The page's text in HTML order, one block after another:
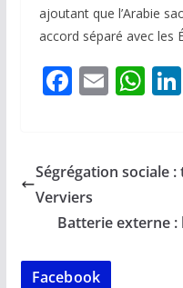
ajoutant que l’Arabie
accord séparé avec les
F
b
o
o
k
E
l
W
s
p
Ségrégation sociale
Verviers
Batterie externe :
Facebook